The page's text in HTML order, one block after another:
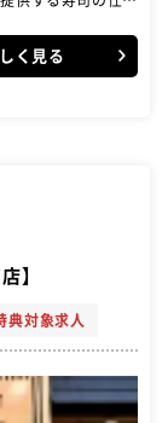
魚を捌き、下処
へ育て上げます！
ので、要領が分
成や、食材の発
ることも大切で
ことができます
く見る
】
典対象求人